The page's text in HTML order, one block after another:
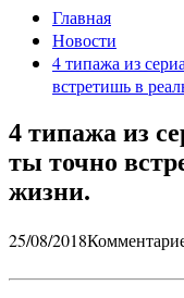
Главная
Новости
4 типажа из
встретишь в
4 типажа из
ты точно
жизни.
25/08/2018